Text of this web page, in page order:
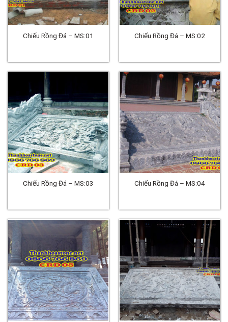
Chiếu Rồng Đá – MS:01 Chiếu Rồng Đá – MS:02
Chiếu Rồng Đá – MS:03 Chiếu Rồng Đá – MS:04